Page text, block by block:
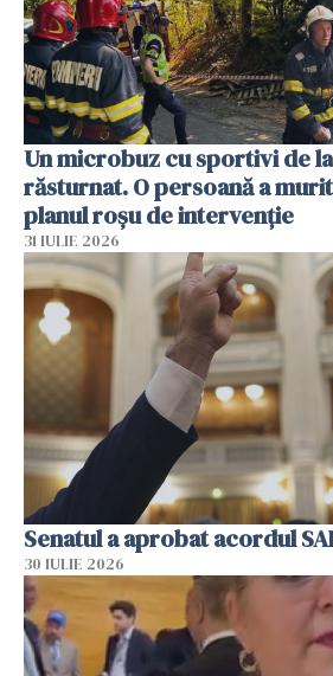
Un microbuz cu sportivi de
răsturnat. O persoană a
planul roșu de intervenție
31 IULIE 2026
Senatul a aprobat acordul
30 IULIE 2026